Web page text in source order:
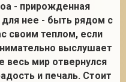
- прирожденная
нее - быть рядом с
своим теплом, если
выслушает
весь мир отвернулся
и печаль. Стоит